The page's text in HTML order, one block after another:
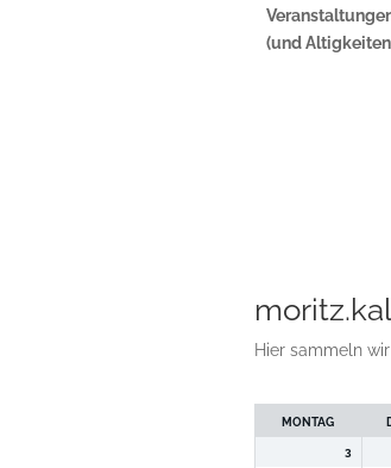
(und
Hier sammeln
der
WocheMONTAG
3